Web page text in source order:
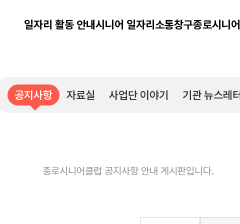
일자리 활동 안내시니어 일자리소통창구종로시니
공지사항 자료실 사업단 이야기 기관 뉴스레
종로시니어클럽 공지사항 안내 게시판입니다.